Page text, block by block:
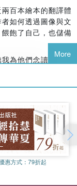
§
孩子，利用身邊日
力與想像力是藉由
進而被觸動而聯想
封面分別用飽和的
色系呈現孩子生病
的都會會心一笑，
了！他的生活逐漸
自然環境的探索中
坐公車》裡，透過
品貼紙，認識了日
利一起玩》裡，一
也紛紛熱鬧出場，
富圖像與設計巧思，
換裝遊戲。在米雅
源源不絕！
角色情節鋪陳，故
百本繪本的翻譯體
如何透過圖像與文
飽了自己，也儲備
為他們念讀繪本。
連結。
，有一回被我放在
在手推車上的一本
頁，他的臉上出現
的前進著。直到如
，我的心頭仍是暖
寫這篇文稿的現在
和兒子幼兒時期的
More
惠方式： 79折起